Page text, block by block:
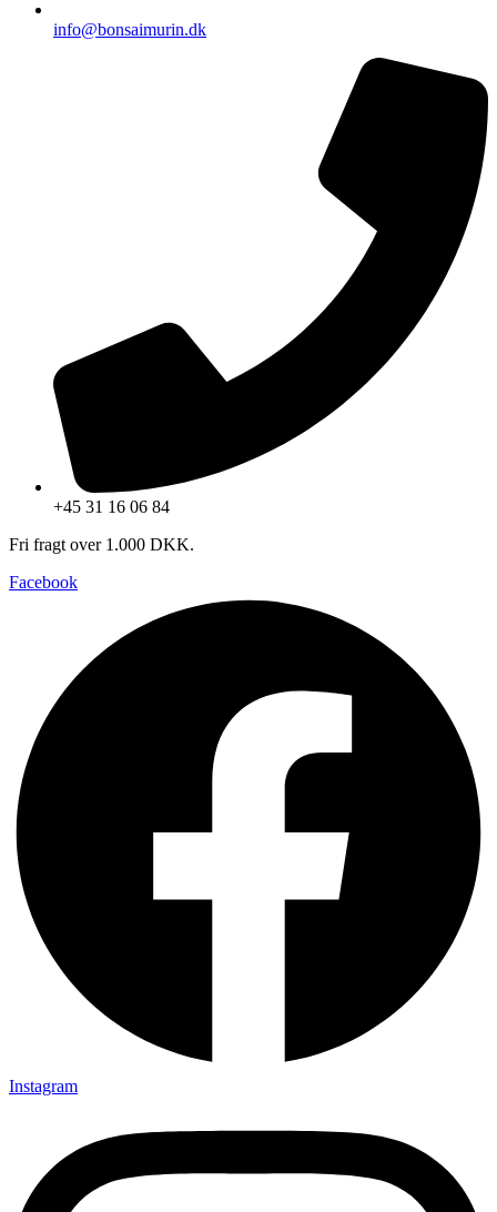
info@bonsaimurin.dk
+45 31 16 06 84
Fri fragt over 1.000 DKK.
Facebook
Instagram